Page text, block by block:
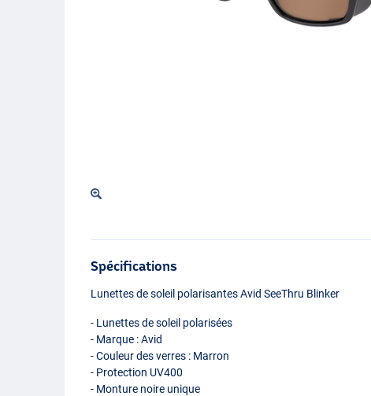
Spécifications
Lunettes de soleil polarisantes Avid SeeThru Blinker
- Lunettes de soleil polarisées
- Marque : Avid
- Couleur des verres : Marron
- Protection UV400
- Monture noire unique